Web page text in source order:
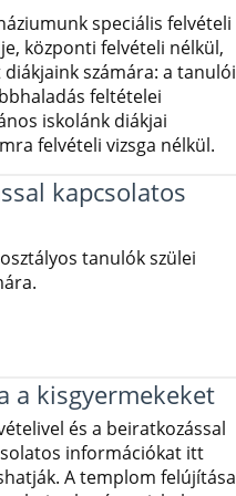
speciális felvételi
központi felvételi nélkül,
diákjaink számára: a tanulói
feltételei
iskolánk diákjai
felvételi vizsga nélkül.
kapcsolatos
tanulók szülei
a kisgyermekeket
és a beiratkozással
információkat itt
A templom felújítása